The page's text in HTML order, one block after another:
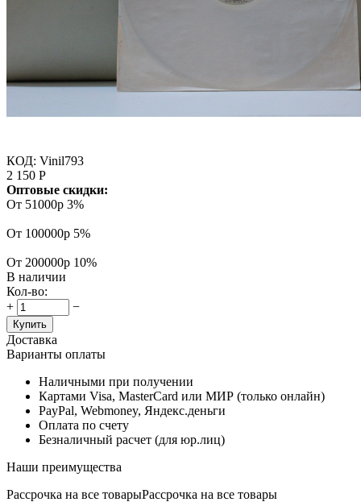
КОД: Vinil793
2 150 Р
Оптовые скидки:
От 51000р 3%
От 100000р 5%
От 200000р 10%
В наличии
Кол-во:
+
−
Купить
Доставка
Варианты оплаты
Наличными при получении
Картами Visa, MasterCard или МИР (только онлайн)
PayPal, Webmoney, Яндекс.деньги
Оплата по счету
Безналичный расчет (для юр.лиц)
Наши преимущества
Рассрочка на все товарыРассрочка на все товары